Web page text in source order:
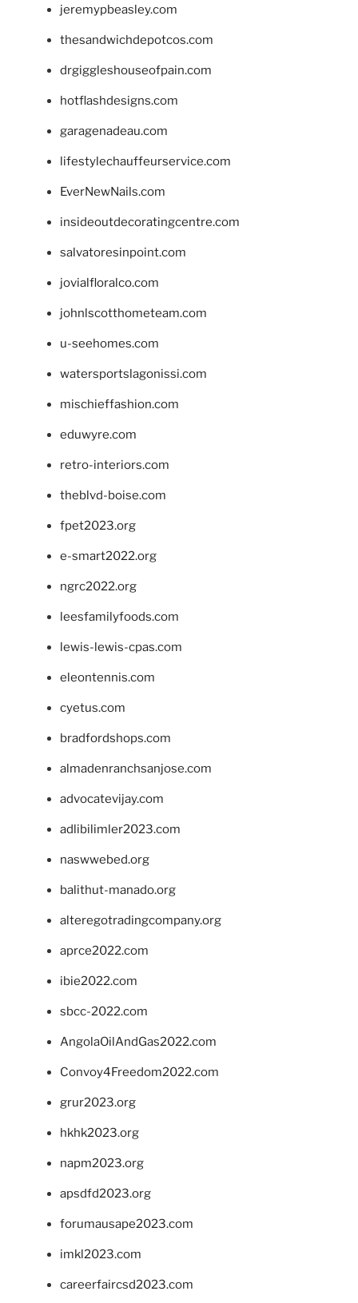
jeremypbeasley.com
thesandwichdepotcos.com
drgiggleshouseofpain.com
hotflashdesigns.com
garagenadeau.com
lifestylechauffeurservice.com
EverNewNails.com
insideoutdecoratingcentre.com
salvatoresinpoint.com
jovialfloralco.com
johnlscotthometeam.com
u-seehomes.com
watersportslagonissi.com
mischieffashion.com
eduwyre.com
retro-interiors.com
theblvd-boise.com
fpet2023.org
e-smart2022.org
ngrc2022.org
leesfamilyfoods.com
lewis-lewis-cpas.com
eleontennis.com
cyetus.com
bradfordshops.com
almadenranchsanjose.com
advocatevijay.com
adlibilimler2023.com
naswwebed.org
balithut-manado.org
alteregotradingcompany.org
aprce2022.com
ibie2022.com
sbcc-2022.com
AngolaOilAndGas2022.com
Convoy4Freedom2022.com
grur2023.org
hkhk2023.org
napm2023.org
apsdfd2023.org
forumausape2023.com
imkl2023.com
careerfaircsd2023.com